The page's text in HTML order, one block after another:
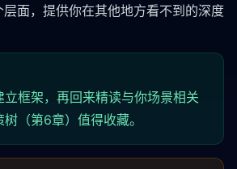
面，提供你在其他地方看不到的深度
立框架，再回来精读与你场景相关
（第6章）值得收藏。